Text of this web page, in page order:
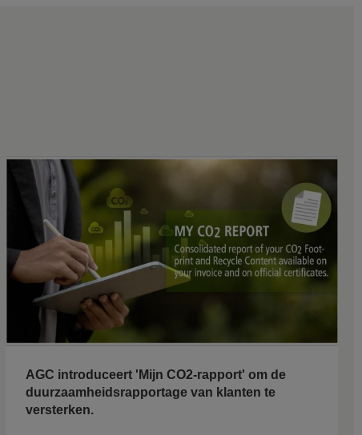
AGC introduceert 'Mijn CO2-rapport' om de
duurzaamheidsrapportage van klanten te
versterken.